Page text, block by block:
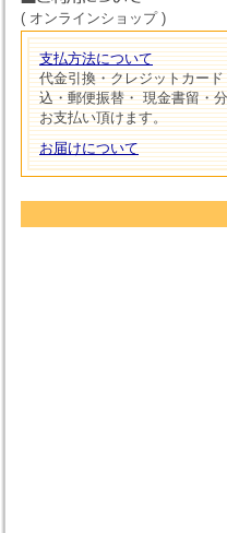
( オンラインショップ )
支払方法について
代金引換・クレジットカー
込・郵便振替・ 現金書留・
お支払い頂けます。
お届けについて